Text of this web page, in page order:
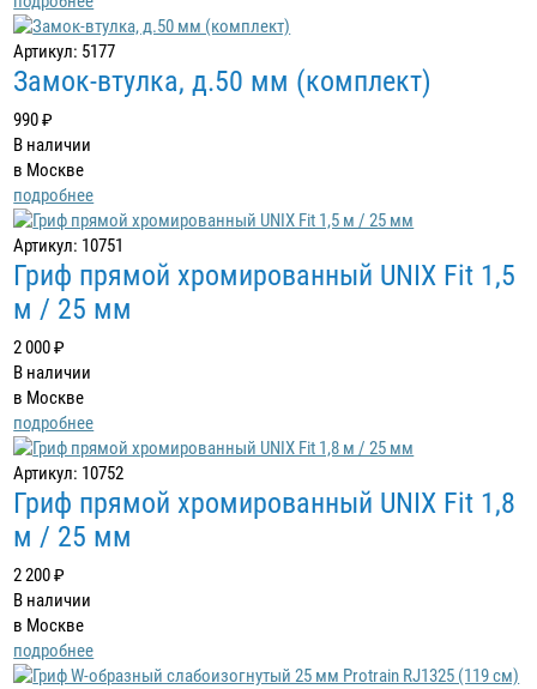
Артикул: 5177
Замок-втулка, д.50 мм (комплект)
990 ₽
В наличии
в Москве
подробнее
Артикул: 10751
Гриф прямой хромированный UNIX Fit 1,5
м / 25 мм
2 000 ₽
В наличии
в Москве
подробнее
Артикул: 10752
Гриф прямой хромированный UNIX Fit 1,8
м / 25 мм
2 200 ₽
В наличии
в Москве
подробнее